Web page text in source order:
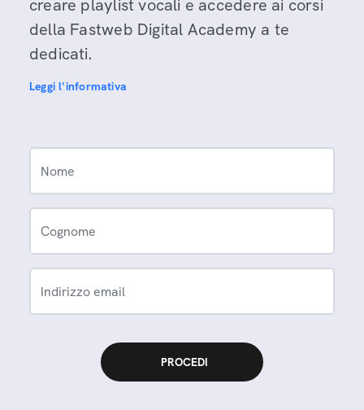
creare playlist vocali e accedere ai corsi
della Fastweb Digital Academy a te
dedicati.
Leggi l'informativa
Nome
Cognome
Indirizzo email